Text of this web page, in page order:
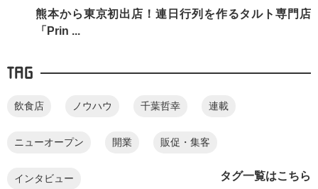
熊本から東京初出店！連日行列を作るタルト専門店
「Prin ...
TAG
飲食店 ノウハウ 千葉哲幸 連載
ニューオープン 開業 販促・集客
インタビュー タグ一覧はこちら